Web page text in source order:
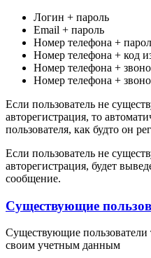
Логин + пароль
Email + пароль
Номер телефона +
Номер телефона + код
Номер телефона +
Номер телефона +
Если пользователь не
авторегистрация, то
пользователя, как будто он
Если пользователь не
авторегистрация, будет
сообщение.
Существующие
Существующие пользователи
своим учетным данным